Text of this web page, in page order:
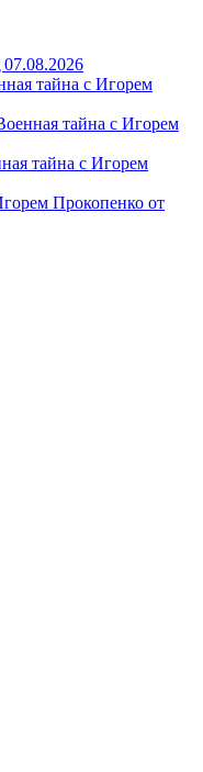
07.08.2026
тайна с Игорем
тайна с Игорем
тайна с Игорем
Прокопенко от